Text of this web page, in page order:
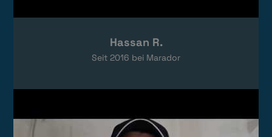
Hassan R.
Seit 2016 bei Marador